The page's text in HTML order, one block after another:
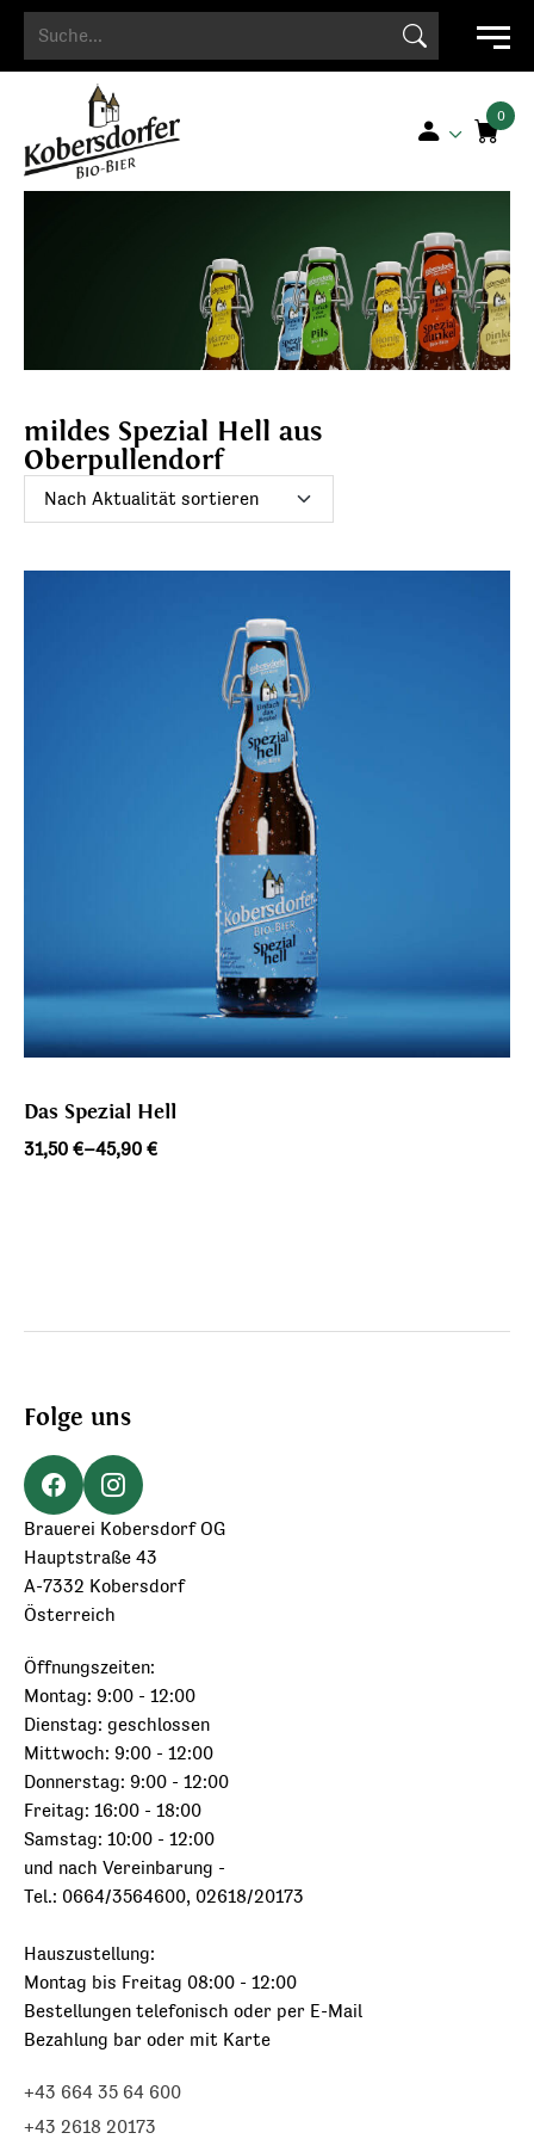
for:
Search Button
mildes Spezial Hell aus
Oberpullendorf
Das Spezial Hell
31,50 €–45,90 €
Preisspanne:
Folge uns
Brauerei Kobersdorf OG
Hauptstraße 43
A-7332 Kobersdorf
Österreich
Öffnungszeiten:
Montag: 9:00 - 12:00
Dienstag: geschlossen
Mittwoch: 9:00 - 12:00
Donnerstag: 9:00 - 12:00
Freitag: 16:00 - 18:00
Samstag: 10:00 - 12:00
und nach Vereinbarung -
Tel.: 0664/3564600, 02618/20173
Hauszustellung:
Montag bis Freitag 08:00 - 12:00
Bestellungen telefonisch oder per E-Mail
Bezahlung bar oder mit Karte
+43 664 35 64 600
+43 2618 20173